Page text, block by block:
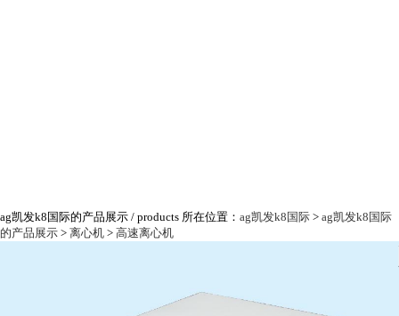
ag凯发k8国际的产品展示 / products 所在位置： ag凯发k8国际 > ag凯发k8国际
的产品展示 > 离心机 > 高速离心机